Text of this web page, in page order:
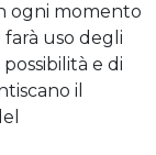
ogni momento
uso degli
e di
il